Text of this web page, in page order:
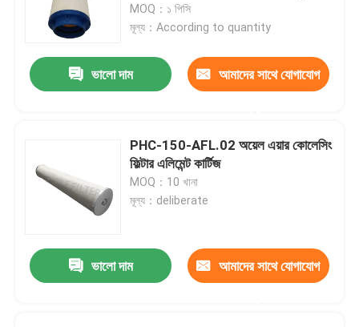
বাড়ি
ভিডিও
কারখানা ভ্রমণ
তেল এবং জল পৃথকীকরণ ফিল্টার
MOQ：১ পিসি
মূল্য：According to quantity
ভালো দাম আমাদের সাথে যোগাযোগ
PHC-150-AFL.02 অয়েল এয়ার কোলেসিং
ফিল্টার এলিমেন্ট কার্টিজ
MOQ：10 খানা
মূল্য：deliberate
ভালো দাম আমাদের সাথে যোগাযোগ